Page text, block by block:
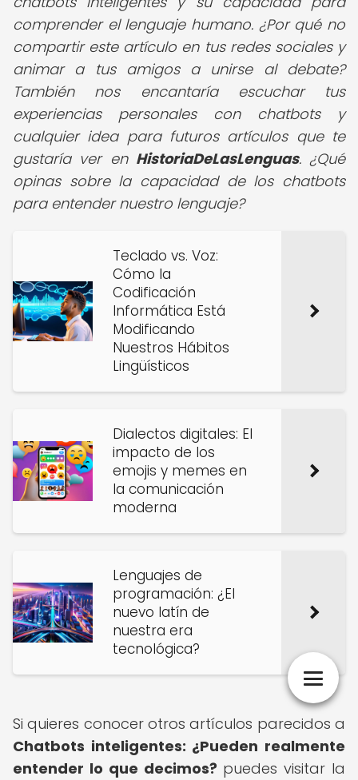
comprender el lenguaje humano. ¿Por qué no
compartir este artículo en tus redes sociales y
animar a tus amigos a unirse al debate?
También nos encantaría escuchar tus
experiencias personales con chatbots y
cualquier idea para futuros artículos que te
gustaría ver en HistoriaDeLasLenguas. ¿Qué
opinas sobre la capacidad de los chatbots
para entender nuestro lenguaje?
Teclado vs. Voz:
Cómo la
Codificación
Informática Está
Modificando
Nuestros Hábitos
Lingüísticos
Dialectos digitales: El
impacto de los
emojis y memes en
la comunicación
moderna
Lenguajes de
programación: ¿El
nuevo latín de
nuestra era
tecnológica?
Si quieres conocer otros artículos parecidos a
Chatbots inteligentes: ¿Pueden realmente
entender lo que decimos? puedes visitar la